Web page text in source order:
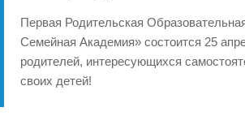
Первая Родительская
Семейная Академия» состоится 25
родителей, интересующихся
своих детей!